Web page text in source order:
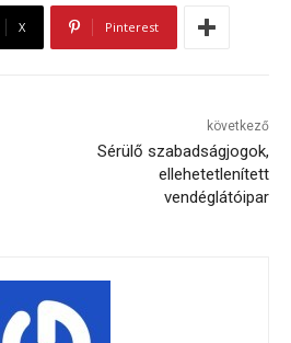
X Pinterest
következő
Sérülő szabadságjogok,
ellehetetlenített
vendéglátóipar